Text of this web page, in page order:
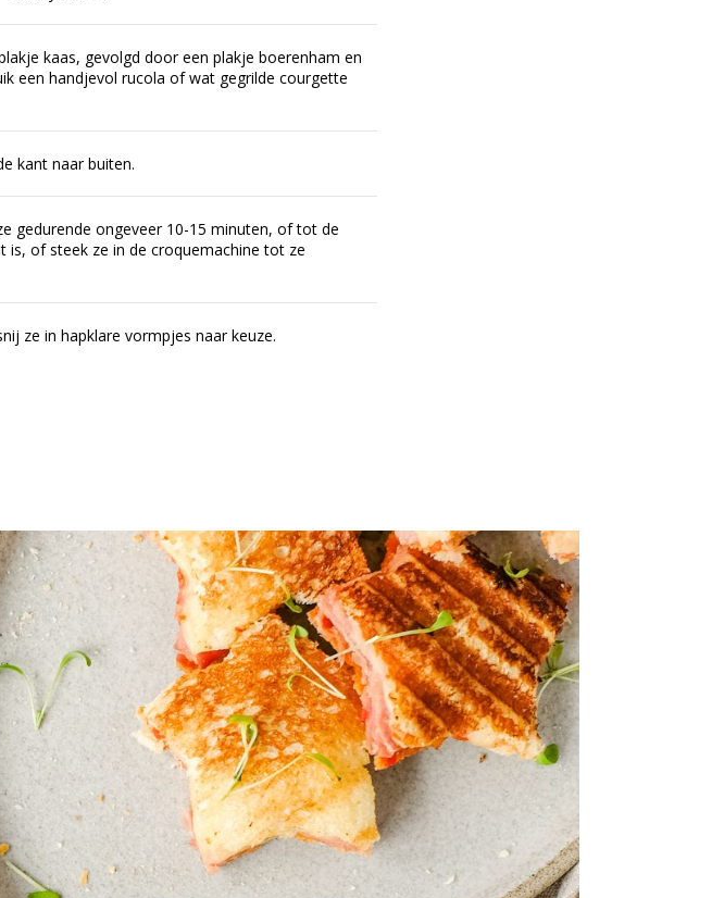
kaas, gevolgd door een plakje boerenham en
een handjevol rucola of wat gegrilde courgette
kant naar buiten.
gedurende ongeveer 10-15 minuten, of tot de
of steek ze in de croquemachine tot ze
ze in hapklare vormpjes naar keuze.